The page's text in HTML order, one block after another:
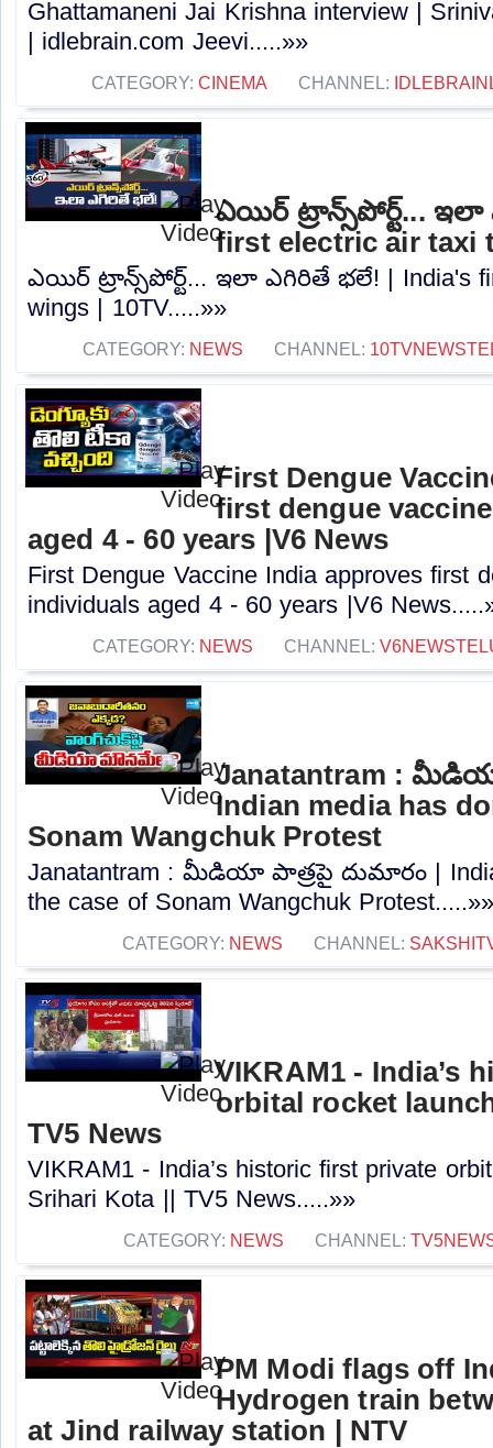
Ghattamaneni Jai Krishna interview |
| idlebrain.com Jeevi.....»»
CATEGORY: CINEMA CHANNEL:
ఎయిర్ ట్రాన్స్‎పోర్ట్... ఇలా
first electric air taxi
ఎయిర్ ట్రాన్స్‎పోర్ట్... ఇలా ఎగిరితే భలే! | India's
wings | 10TV.....»»
CATEGORY: NEWS CHANNEL:
First Dengue
first dengue
aged 4 - 60 years |V6 News
First Dengue Vaccine India approves first
individuals aged 4 - 60 years |V6
CATEGORY: NEWS CHANNEL:
Janatantram :
Indian media has
Sonam Wangchuk Protest
Janatantram : మీడియా పాత్రపై దుమారం |
the case of Sonam Wangchuk
CATEGORY: NEWS CHANNEL:
VIKRAM1 - India’s
orbital rocket
TV5 News
VIKRAM1 - India’s historic first private
Srihari Kota || TV5 News.....»»
CATEGORY: NEWS CHANNEL:
PM Modi flags off
Hydrogen train
at Jind railway station | NTV